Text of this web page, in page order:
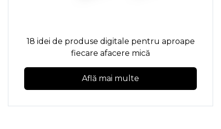
18 idei de produse digitale pentru aproape
fiecare afacere mică
Află mai multe